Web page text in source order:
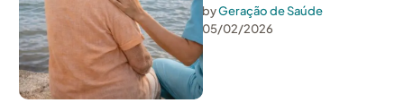
cidade se tornou um
destino desejado na
aposentadoria — …
by Geração de Saúde
05/02/2026